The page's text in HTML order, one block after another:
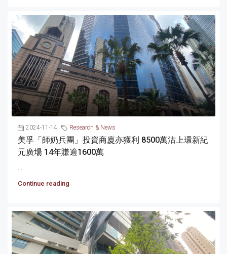
2024-11-14 Research & News
美孚「師奶兵團」投資商廈亦獲利 8500萬沽上環新紀
元廣場 14年賺逾1600萬
...
Continue reading